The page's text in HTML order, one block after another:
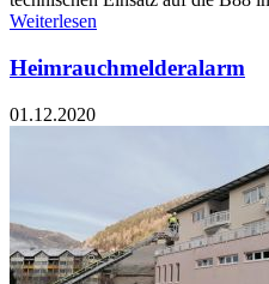
Weiterlesen
Heimrauchmelderalarm
01.12.2020